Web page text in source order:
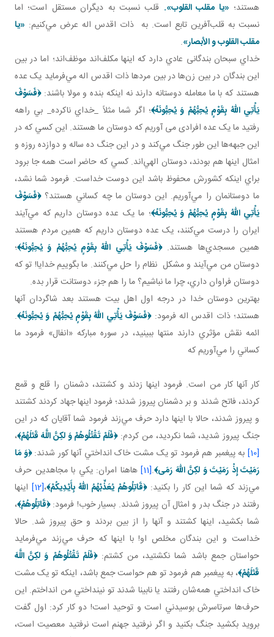
هستند؛ «يا مقلب القلوب». قلب نسبت به ديگران مستقل است؛ اما
نسبت به قلب‌آفرين تابع است. به ذات اقدس اله عرض مي‌کنيم: «يا
مقلب القلوب و الأبصار».
خداي سبحان بندگانی عادي دارد که اينها مکلف‌اند موظف‌اند؛ اما در بين
اين بندگان در بين زن‌ها در بين مردها ذات اقدس اله مي‌فرمايد يک عده
هستند که با ما معامله دوستانه دارند نه اينکه بنده و مولا باشند:﴿فَسَوْفَ
يَأْتِي اللّهُ بِقَوْمٍ يُحِبُّهُمْ وَ يُحِبُّونَهُ﴾؛ اگر شما مثلاً _خداي ناکرده_ بي راهه
رفتيد ما يک عده افرادی می آوريم که دوستان ما هستند. اين کسي که در
اين جبهه‌ها اين‌ طور جنگ مي‌کند و در اين جنگ ده ساله و دوازده روزه و
امثال اينها هم بودند، دوستان الهي‌اند. کسي که حاضر است همه جا برود
براي اينکه کشورش محفوظ باشد اين دوست خداست. فرمود شما نشد،
ما دوستانمان را مي‌آوريم. اين دوستان ما چه کساني هستند؟﴿فَسَوْفَ
يَأْتِي اللّهُ بِقَوْمٍ يُحِبُّهُمْ وَ يُحِبُّونَهُ﴾؛ ما يک عده دوستان داريم که مي‌آيند
ايران را درست مي‌کنند، يک عده دوستان داريم که همين مردم هستند
همين مسجدي‌ها هستند.﴿فَسَوْفَ يَأْتِي اللّهُ بِقَوْمٍ يُحِبُّهُمْ وَ يُحِبُّونَهُ﴾؛
دوستان من مي‌آيند و مشکل نظام را حل مي‌کنند. ما بگوييم خدايا! تو که
دوستان فراوان داري، چرا ما نباشيم؟ ما را هم جزء دوستانت قرار بده.
بهترين دوستان خدا در درجه اول اهل بيت هستند بعد شاگردان آنها
هستند؛ ذات اقدس اله فرمود:﴿فَسَوْفَ يَأْتِي اللّهُ بِقَوْمٍ يُحِبُّهُمْ وَ يُحِبُّونَهُ﴾.
ائمه نقش مؤثري دارند منتها ببينيد، در سوره مبارکه «انفال» فرمود ما
کساني را مي‌آوريم که
کار آنها کار من است. فرمود اينها زدند و کشتند، دشمنان را قلع و قمع
کردند، فاتح شدند و بر دشمنان پيروز شدند؛ فرمود اينها جهاد کردند کشتند
و پيروز شدند، حالا با اينها دارد حرف مي‌زند فرمود شما آقايان که در اين
جنگ پيروز شديد، شما نکرديد، من کردم:﴿فَلَمْ تَقْتُلُوهُمْ وَ لكِنَّ اللَّهَ قَتَلَهُمْ﴾،
[10]
به پيغمبر هم فرمود تو يک مشت خاک انداختي آنها کور شدند:﴿وَ مَا
رَمَيْتَ إِذْ رَمَيْتَ وَ لكِنَّ اللّهَ رَمَی﴾.
[11]
هاهنا امران: يکي با مجاهدين حرف
مي‌زند که شما اين کار را بکنيد:﴿قَاتِلُوهُمْ يُعَذِّبْهُمُ اللّهُ بِأَيْدِيكُمْ﴾،[12]
اينها
رفتند در جنگ بدر و امثال آن پيروز شدند. بسيار خوب! فرمود:﴿قَاتِلُوهُمْ﴾،
شما بکشيد، اينها کشتند و آنها را از بين بردند و حق پيروز شد. حالا
خداست و اين بندگان مخلص او! با اينها که حرف مي‌زند مي‌فرمايد
حواستان جمع باشد شما نکشتيد، من کشتم:﴿فَلَمْ تَقْتُلُوهُمْ وَ لكِنَّ اللَّهَ
قَتَلَهُمْ﴾، به پيغمبر هم فرمود تو هم حواست جمع باشد، اينکه تو يک مشت
خاک انداختي همه‌شان رفتند يا نابينا شدند تو نينداختي من انداختم. اين
حرف‌ها سرتاسرش بوسيدني است و توحيد است! دو کار کرد: اول گفت
برويد بکشيد جنگ بکنيد و اگر نرفتيد جهنم است نرفتيد معصيت است،